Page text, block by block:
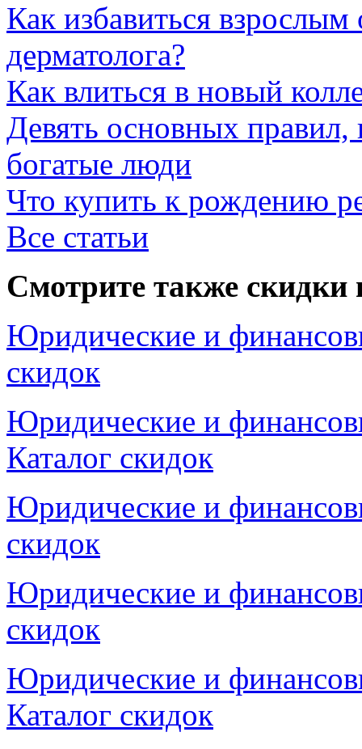
Как избавиться
дерматолога?
Как влиться в новый
Девять основных
богатые люди
Что купить к рождению
Все статьи
Смотрите также скидки
Юридические и
скидок
Юридические и
Каталог скидок
Юридические и
скидок
Юридические и
скидок
Юридические и
Каталог скидок